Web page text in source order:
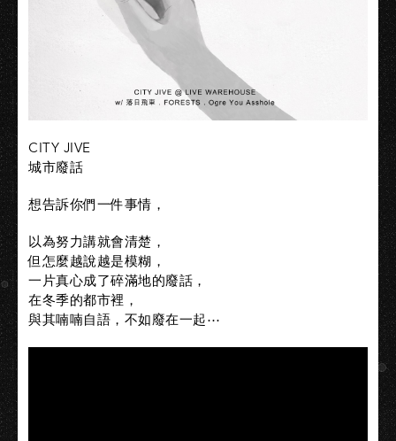
CITY JIVE
城市廢話
想告訴你們一件事情，
以為努力講就會清楚，
但怎麼越說越是模糊，
一片真心成了碎滿地的廢話，
在冬季的都市裡，
與其喃喃自語，不如廢在一起⋯